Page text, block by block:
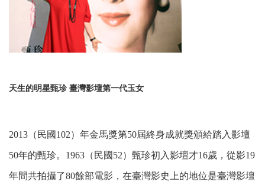
天生的明星甄珍 臺灣影壇第一代玉女
2013（民國102）年金馬獎第50屆終身成就獎頒給踏入影壇
50年的甄珍。1963（民國52）甄珍初入影壇才16歲，從影19
年間共拍攝了80餘部電影，在臺灣影史上的地位是臺灣影壇